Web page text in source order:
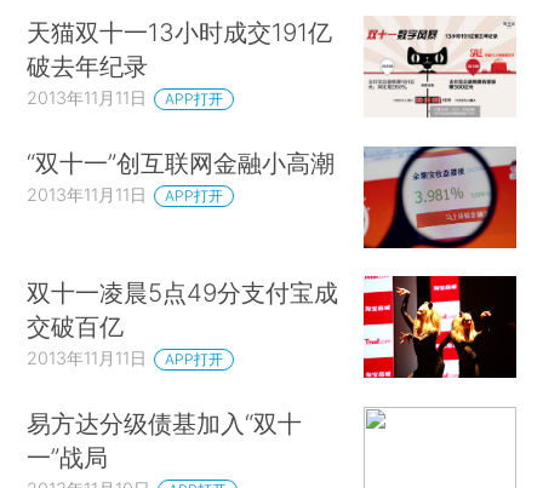
天猫双十一13小时成交191亿
破去年纪录
2013年11月11日 APP打开
“双十一”创互联网金融小高潮
2013年11月11日 APP打开
双十一凌晨5点49分支付宝成
交破百亿
2013年11月11日 APP打开
易方达分级债基加入“双十
一”战局